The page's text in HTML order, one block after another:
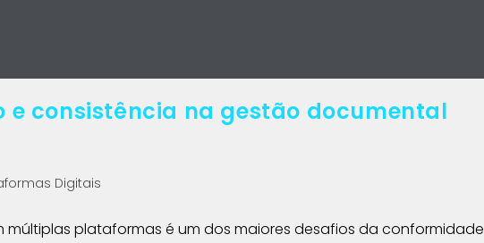
e consistência na gestão documental
Digitais
plataformas é um dos maiores desafios da conformidade